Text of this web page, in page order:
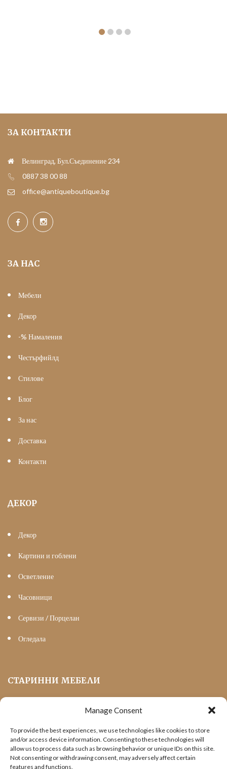
Manage Consent
To provide the best experiences, we use technologies like cookies to store
and/or access device information. Consenting to these technologies will
allow us to process data such as browsing behavior or unique IDs on this site.
Not consenting or withdrawing consent, may adversely affect certain
features and functions.
117.60 €
100.00 €
ЗА КОНТАКТИ
Велинград, Бул.Съединение 234
0887 38 00 88
office@antiqueboutique.bg
ЗА НАС
Мебели
Декор
-% Намаления
Честърфийлд
Стилове
Блог
За нас
Доставка
Контакти
ДЕКОР
Декор
Картини и гоблени
Осветление
Часовници
Сервизи / Порцелан
Огледала
СТАРИННИ МЕБЕЛИ
Трапезни маси и столове
Шкафове и витрини